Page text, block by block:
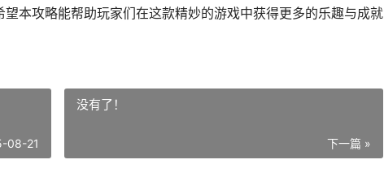
本攻略能帮助玩家们在这款精妙的游戏中获得更多的乐趣与成就
08-21
没有了！
下一篇 »